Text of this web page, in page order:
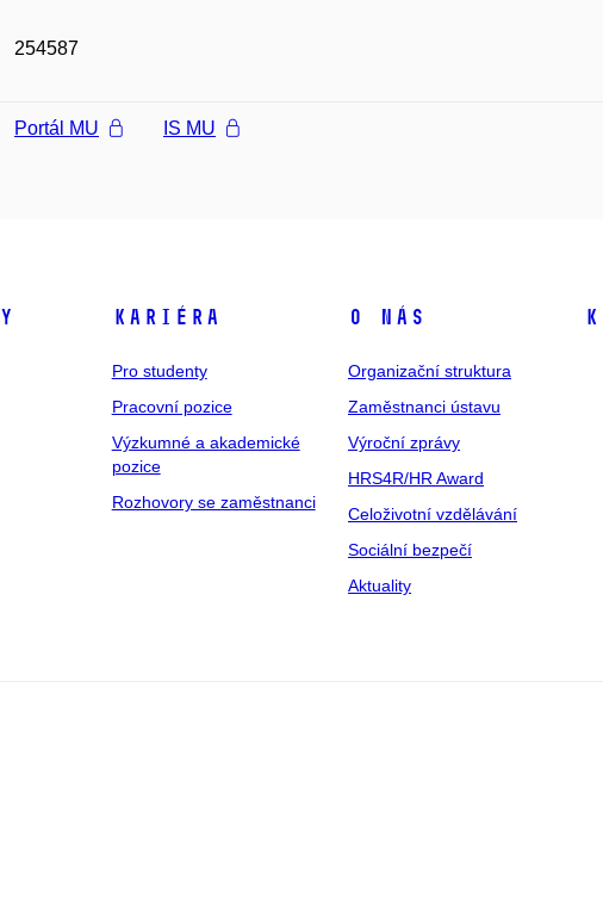
254587
Portál MU IS MU
Kariéra
Pro studenty
Pracovní pozice
Výzkumné a akademické
pozice
Rozhovory se zaměstnanci
O nás
Organizační struktura
Zaměstnanci ústavu
Výroční zprávy
HRS4R/HR Award
Celoživotní vzdělávání
Sociální bezpečí
Aktuality